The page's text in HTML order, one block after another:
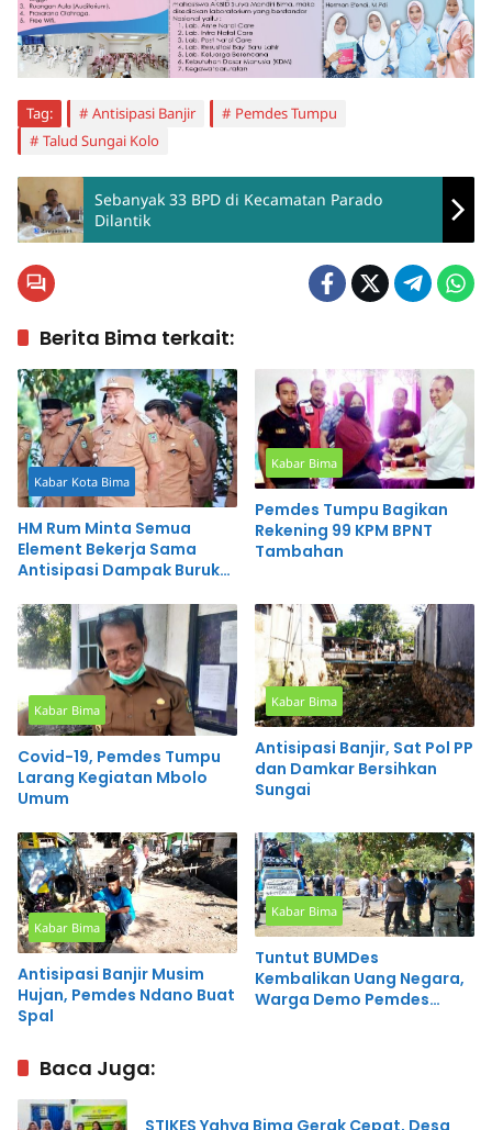
Tag: Antisipasi Banjir
Pemdes Tumpu
Talud Sungai Kolo
Sebanyak 33 BPD di Kecamatan Parado
Dilantik
Berita Bima terkait:
Kabar Kota Bima
HM Rum Minta Semua
Element Bekerja Sama
Antisipasi Dampak Buruk
Kabar Bima
Pemdes Tumpu Bagikan
Rekening 99 KPM BPNT
Tambahan
Kabar Bima
Covid-19, Pemdes Tumpu
Larang Kegiatan Mbolo
Umum
Kabar Bima
Antisipasi Banjir, Sat Pol PP
dan Damkar Bersihkan
Sungai
Kabar Bima
Antisipasi Banjir Musim
Hujan, Pemdes Ndano Buat
Spal
Kabar Bima
Tuntut BUMDes
Kembalikan Uang Negara,
Warga Demo Pemdes
Baca Juga:
STIKES Yahya Bima Gerak Cepat, Desa